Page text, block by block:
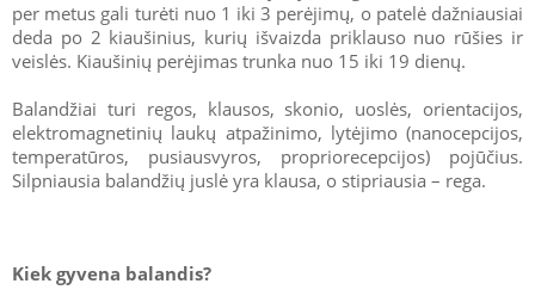
per metus gali turėti nuo 1 iki 3 perėjimų, o patelė dažniausiai
deda po 2 kiaušinius, kurių išvaizda priklauso nuo rūšies ir
veislės. Kiaušinių perėjimas trunka nuo 15 iki 19 dienų.
Balandžiai turi regos, klausos, skonio, uoslės, orientacijos,
elektromagnetinių laukų atpažinimo, lytėjimo (nanocepcijos,
temperatūros, pusiausvyros, propriorecepcijos) pojūčius.
Silpniausia balandžių juslė yra klausa, o stipriausia – rega.
Kiek gyvena balandis?